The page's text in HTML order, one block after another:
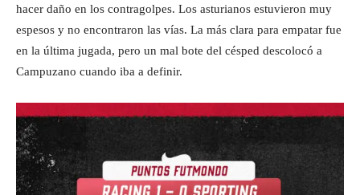
hacer daño en los contragolpes. Los asturianos estuvieron muy
espesos y no encontraron las vías. La más clara para empatar fue
en la última jugada, pero un mal bote del césped descolocó a
Campuzano cuando iba a definir.